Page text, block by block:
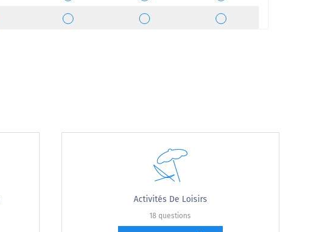
French (Français)
translation missing for :
Strongly disagree
French (Français)
Activités De Loisirs
18 questions